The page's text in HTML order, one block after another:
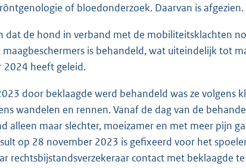
of bloedonderzoek. Daarvan is afgezien.
dat de hond in verband met de mobiliteitsklachten
is behandeld, wat uiteindelijk tot
2024 heeft geleid.
door beklaagde werd behandeld was ze volgens
wandelen en rennen. Vanaf de dag van de
alleen maar slechter, moeizamer en met meer pijn
op 28 november 2023 is gefixeerd voor het
rechtsbijstandsverzekeraar contact met beklaagde